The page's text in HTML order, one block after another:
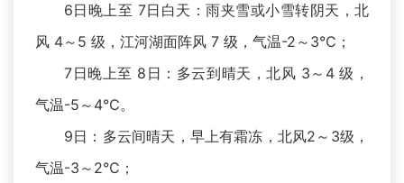
6日晚上至 7日白天：雨夹雪或小雪转阴天，北
风 4～5 级，江河湖面阵风 7 级，气温-2～3℃；
7日晚上至 8日：多云到晴天，北风 3～4 级，
气温-5～4℃。
9日：多云间晴天，早上有霜冻，北风2～3级，
气温-3～2℃；